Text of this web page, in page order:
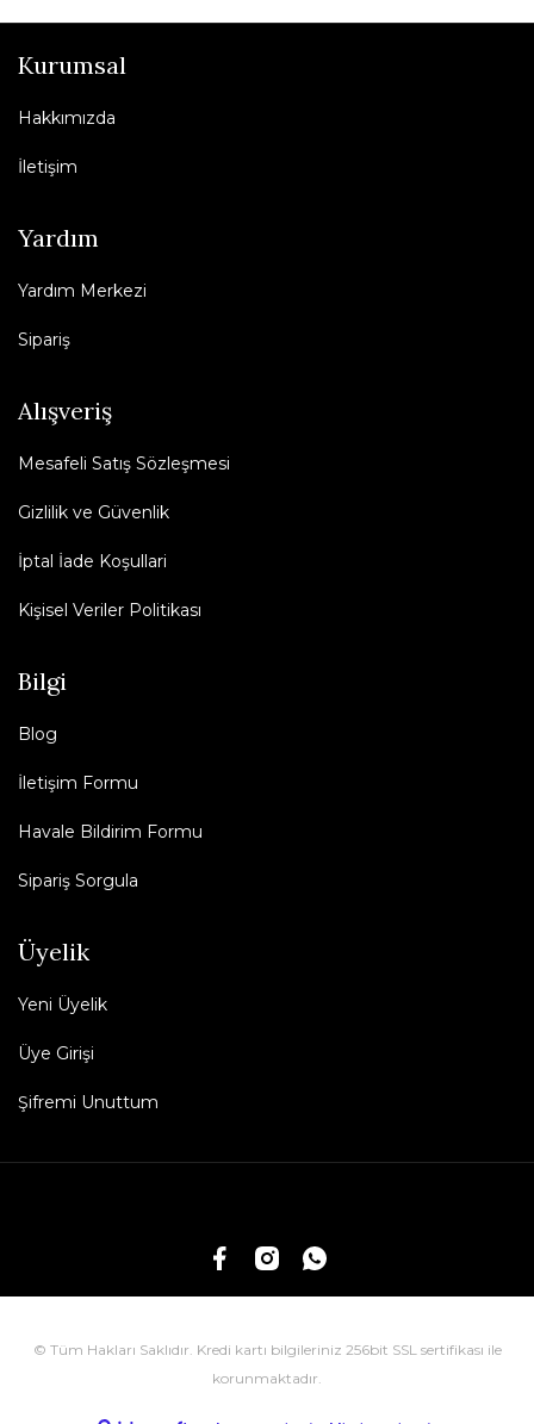
Kurumsal
Hakkımızda
İletişim
Yardım
Yardım Merkezi
Sipariş
Alışveriş
Mesafeli Satış Sözleşmesi
Gizlilik ve Güvenlik
İptal İade Koşullari
Kişisel Veriler Politikası
Bilgi
Blog
İletişim Formu
Havale Bildirim Formu
Sipariş Sorgula
Üyelik
Yeni Üyelik
Üye Girişi
Şifremi Unuttum
© Tüm Hakları Saklıdır. Kredi kartı bilgileriniz 256bit SSL sertifikası ile
korunmaktadır.